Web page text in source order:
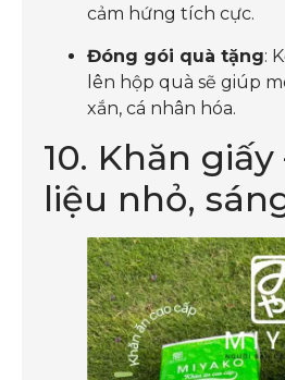
cảm hứng tích cực.
Đóng gói quà tặng:
lên hộp quà sẽ giúp
xắn, cá nhân hóa.
10. Khăn giấy
liệu nhỏ,